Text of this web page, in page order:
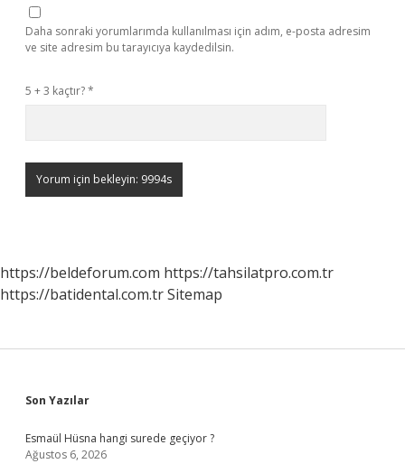
Daha sonraki yorumlarımda kullanılması için adım, e-posta adresim
ve site adresim bu tarayıcıya kaydedilsin.
5 + 3 kaçtır?*
https://beldeforum.com https://tahsilatpro.com.tr
https://batidental.com.trSitemap
Sidebar
Son Yazılar
Esmaül Hüsna hangi surede geçiyor ?
Ağustos 6, 2026